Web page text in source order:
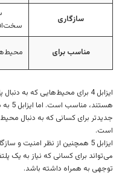
سازگاری
مناسب برای
ایزابل 4 برای محیط‌هایی که
جدیدتر برای کسانی که به دنبال
است.
ایزابل 5 همچنین از نظر امنیت
می‌تواند برای کسانی که نیاز به یک
توجهی به همراه داشته باشد.